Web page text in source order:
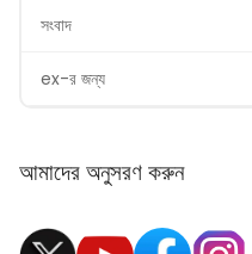
সংবাদ
ex-র জন্য
আমাদের অনুসরণ করুন